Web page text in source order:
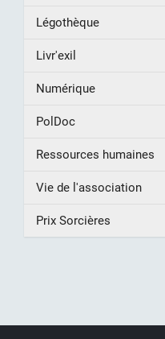
Légothèque
Livr'exil
Numérique
PolDoc
Ressources humaines
Vie de l'association
Prix Sorcières